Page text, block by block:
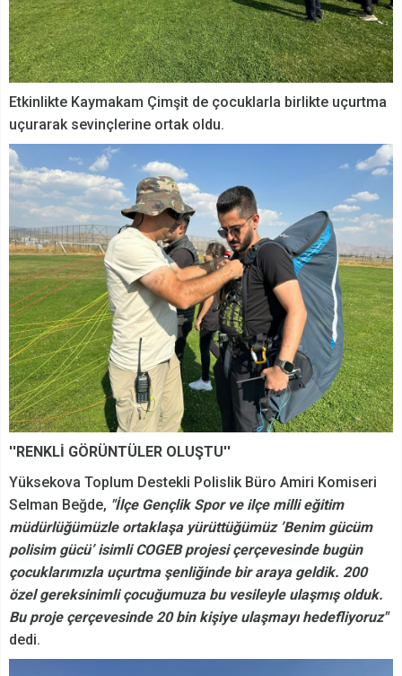
Etkinlikte Kaymakam Çimşit de çocuklarla birlikte uçurtma
uçurarak sevinçlerine ortak oldu.
''RENKLİ GÖRÜNTÜLER OLUŞTU''
Yüksekova Toplum Destekli Polislik Büro Amiri Komiseri
Selman Beğde, "İlçe Gençlik Spor ve ilçe milli eğitim
müdürlüğümüzle ortaklaşa yürüttüğümüz ’Benim gücüm
polisim gücü’ isimli COGEB projesi çerçevesinde bugün
çocuklarımızla uçurtma şenliğinde bir araya geldik. 200
özel gereksinimli çocuğumuza bu vesileyle ulaşmış olduk.
Bu proje çerçevesinde 20 bin kişiye ulaşmayı hedefliyoruz"
dedi.